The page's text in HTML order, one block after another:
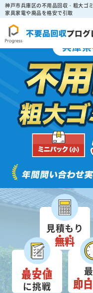
神戸市兵庫区の不用品回収・粗大ゴ
家具家電や廃品を格安で引取
兵庫
見積もり
無料
最安値
に挑戦 即